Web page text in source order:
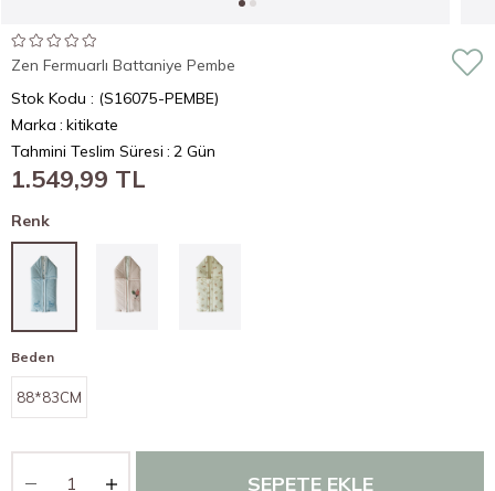
Zen Fermuarlı Battaniye Pembe
Stok Kodu
(S16075-PEMBE)
Marka : kitikate
Tahmini Teslim Süresi : 2 Gün
1.549,99 TL
Renk
Beden
88*83CM